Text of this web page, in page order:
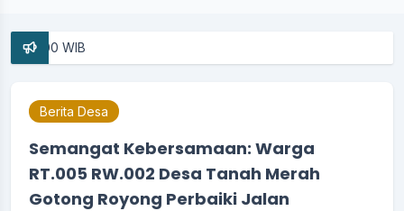
Berita Desa
Semangat Kebersamaan: Warga
RT.005 RW.002 Desa Tanah Merah
Gotong Royong Perbaiki Jalan